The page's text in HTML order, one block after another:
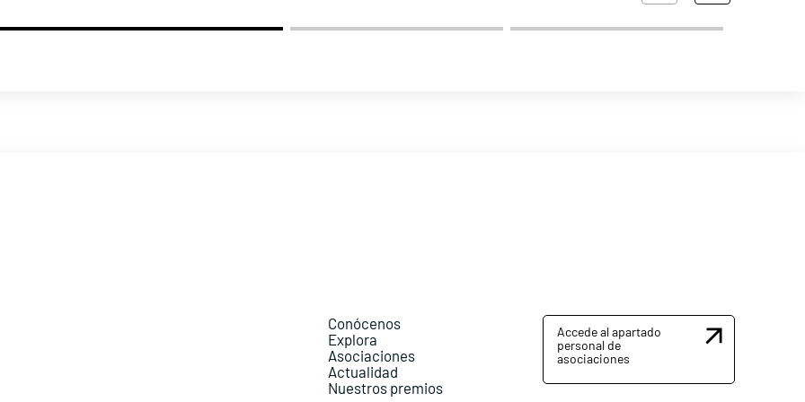
Conócenos
Explora
Asociaciones
Actualidad
Nuestros premios
Accede al apartado
personal de
asociaciones